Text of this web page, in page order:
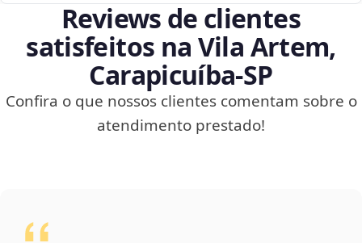
Reviews de clientes
satisfeitos na Vila Artem,
Carapicuíba‑SP
Confira o que nossos clientes comentam sobre o
atendimento prestado!